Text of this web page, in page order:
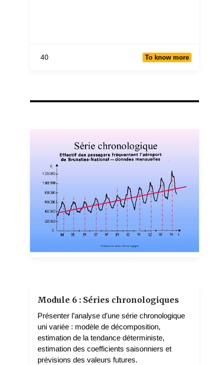
40 To know more
Module 6 : Séries chronologiques
Présenter l’analyse d’une série chronologique
uni variée : modèle de décomposition,
estimation de la tendance déterministe,
estimation des coefficients saisonniers et
prévisions des valeurs futures.